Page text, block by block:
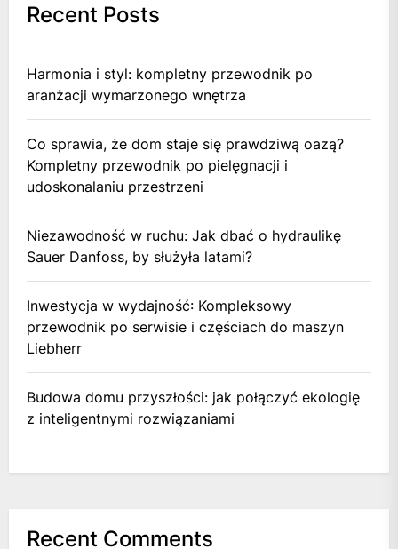
Recent Posts
Harmonia i styl: kompletny przewodnik po
aranżacji wymarzonego wnętrza
Co sprawia, że dom staje się prawdziwą oazą?
Kompletny przewodnik po pielęgnacji i
udoskonalaniu przestrzeni
Niezawodność w ruchu: Jak dbać o hydraulikę
Sauer Danfoss, by służyła latami?
Inwestycja w wydajność: Kompleksowy
przewodnik po serwisie i częściach do maszyn
Liebherr
Budowa domu przyszłości: jak połączyć ekologię
z inteligentnymi rozwiązaniami
Recent Comments